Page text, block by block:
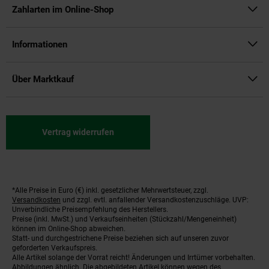
Zahlarten im Online-Shop
Informationen
Über Marktkauf
Vertrag widerrufen
Fußnoten
*Alle Preise in Euro (€) inkl. gesetzlicher Mehrwertsteuer, zzgl.
Versandkosten und zzgl. evtl. anfallender Versandkostenzuschläge. UVP:
Unverbindliche Preisempfehlung des Herstellers.
Preise (inkl. MwSt.) und Verkaufseinheiten (Stückzahl/Mengeneinheit)
können im Online-Shop abweichen.
Statt- und durchgestrichene Preise beziehen sich auf unseren zuvor
geforderten Verkaufspreis.
Alle Artikel solange der Vorrat reicht! Änderungen und Irrtümer vorbehalten.
Abbildungen ähnlich. Die abgebildeten Artikel können wegen des